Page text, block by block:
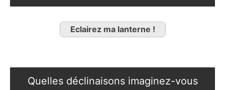
Eclairez ma lanterne !
Quelles déclinaisons imaginez-vous